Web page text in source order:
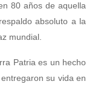
80 años de aquella
absoluto a la
mundial.
Patria es un hecho
su vida en